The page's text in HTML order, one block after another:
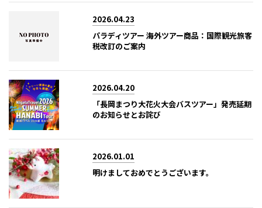
2026.04.23
パラディツアー 海外ツアー商品：国際観光旅客
税改訂のご案内
2026.04.20
「長岡まつり大花火大会バスツアー」発売延期
のお知らせとお詫び
2026.01.01
明けましておめでとうございます。